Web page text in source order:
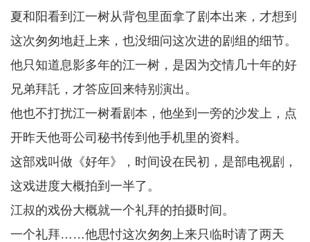
夏和阳看到江一树从背包里面拿了剧本出来，才想到
这次匆匆地赶上来，也没细问这次进的剧组的细节。
他只知道息影多年的江一树，是因为交情几十年的好
兄弟拜託，才答应回来特别演出。
他也不打扰江一树看剧本，他坐到一旁的沙发上，点
开昨天他哥公司秘书传到他手机里的资料。
这部戏叫做《好年》，时间设在民初，是部电视剧，
这戏进度大概拍到一半了。
江叔的戏份大概就一个礼拜的拍摄时间。
一个礼拜……他思忖这次匆匆上来只临时请了两天